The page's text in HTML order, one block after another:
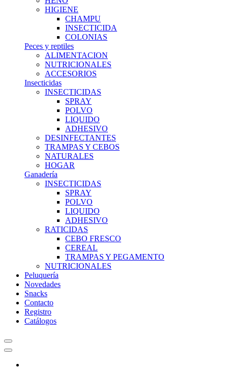
HIGIENE
CHAMPU
INSECTICIDA
COLONIAS
Peces y reptiles
ALIMENTACION
NUTRICIONALES
ACCESORIOS
Insecticidas
INSECTICIDAS
SPRAY
POLVO
LIQUIDO
ADHESIVO
DESINFECTANTES
TRAMPAS Y CEBOS
NATURALES
HOGAR
Ganadería
INSECTICIDAS
SPRAY
POLVO
LIQUIDO
ADHESIVO
RATICIDAS
CEBO FRESCO
CEREAL
TRAMPAS Y PEGAMENTO
NUTRICIONALES
Peluquería
Novedades
Snacks
Contacto
Registro
Catálogos